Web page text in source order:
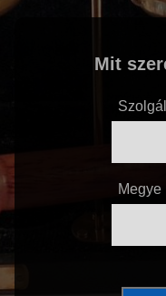
Mit
Megye